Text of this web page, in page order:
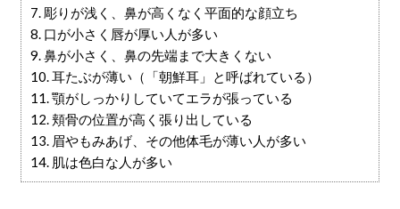
7. 彫りが浅く、鼻が高くなく平面的な顔立ち
8. 口が小さく唇が厚い人が多い
9. 鼻が小さく、鼻の先端まで大きくない
10. 耳たぶが薄い（「朝鮮耳」と呼ばれている）
11. 顎がしっかりしていてエラが張っている
12. 頬骨の位置が高く張り出している
13. 眉やもみあげ、その他体毛が薄い人が多い
14. 肌は色白な人が多い